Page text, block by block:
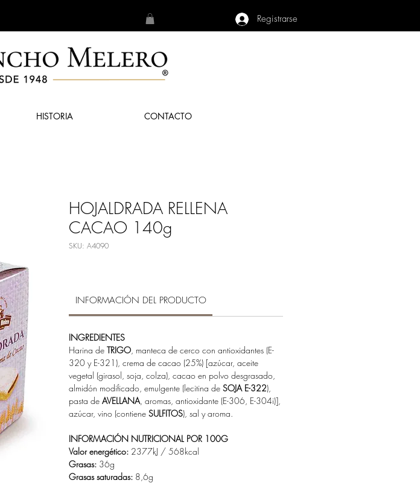
Registrarse
HISTORIA CONTACTO
HOJALDRADA RELLENA
CACAO 140g
SKU: A4090
INFORMACIÓN DEL PRODUCTO
INGREDIENTES
Harina de TRIGO, manteca de cerco con antioxidantes (E-
320 y E-321), crema de cacao (25%) [azúcar, aceite
vegetal (girasol, soja, colza), cacao en polvo desgrasado,
almidón modificado, emulgente (lecitina de SOJA E-322),
pasta de AVELLANA, aromas, antioxidante (E-306, E-304i)],
azúcar, vino (contiene SULFITOS), sal y aroma.
INFORMACIÓN NUTRICIONAL POR 100G
Valor energético: 2377kJ / 568kcal
Grasas: 36g
Grasas saturadas: 8,6g